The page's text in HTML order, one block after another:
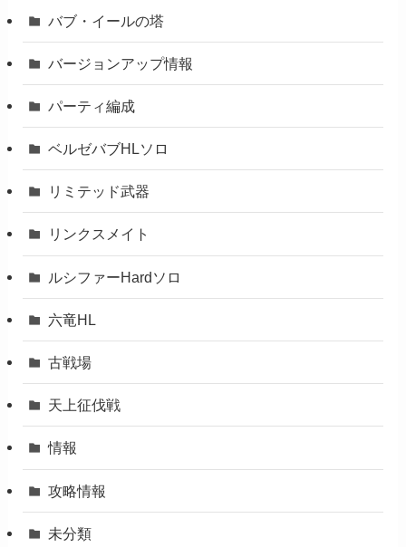
バブ・イールの塔
バージョンアップ情報
パーティ編成
ベルゼバブHLソロ
リミテッド武器
リンクスメイト
ルシファーHardソロ
六竜HL
古戦場
天上征伐戦
情報
攻略情報
未分類